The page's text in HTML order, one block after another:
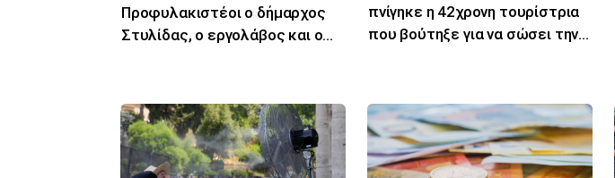
Προφυλακιστέοι ο δήμαρχος
Στυλίδας, ο εργολάβος και ο
πνίγηκε η 42χρονη τουρίστρια
που βούτηξε για να σώσει την